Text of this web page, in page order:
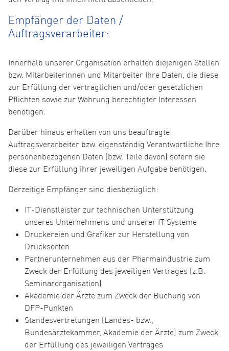
Empfänger der Daten /
Auftragsverarbeiter:
Innerhalb unserer Organisation erhalten diejenigen Stellen
bzw. Mitarbeiterinnen und Mitarbeiter Ihre Daten, die diese
zur Erfüllung der vertraglichen und/oder gesetzlichen
Pflichten sowie zur Wahrung berechtigter Interessen
benötigen.
Darüber hinaus erhalten von uns beauftragte
Auftragsverarbeiter bzw. eigenständig Verantwortliche Ihre
personenbezogenen Daten (bzw. Teile davon) sofern sie
diese zur Erfüllung ihrer jeweiligen Aufgabe benötigen.
Derzeitige Empfänger sind diesbezüglich:
IT-Dienstleister zur technischen Unterstützung
unseres Unternehmens und unserer IT Systeme
Druckereien und Grafiker zur Herstellung von
Drucksorten
Partnerunternehmen aus der Pharmaindustrie zum
Zweck der Erfüllung des jeweiligen Vertrages (z.B.
Seminarorganisation)
Akademie der Ärzte zum Zweck der Buchung von
DFP-Punkten
Standesvertretungen (Landes- bzw.,
Bundesärztekammer, Akademie der Ärzte) zum Zweck
der Erfüllung des jeweiligen Vertrages